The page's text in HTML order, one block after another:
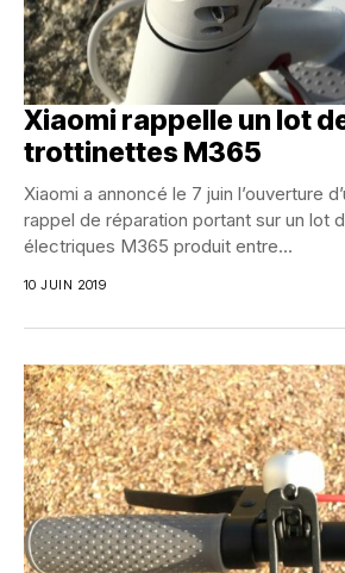
Xiaomi rappelle un lot
trottinettes M365
Xiaomi a annoncé le 7 juin l’ouverture
rappel de réparation portant sur un lot
électriques M365 produit entre...
10 JUIN 2019